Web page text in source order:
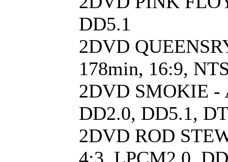
DD5.1
2DVD
178min, 16:9,
2DVD SMOKIE -
DD2.0, DD5.1,
2DVD ROD